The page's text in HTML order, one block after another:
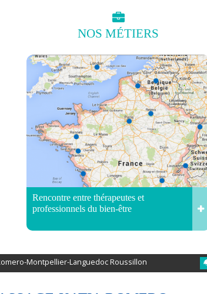
NOS MÉTIERS
Rencontre entre thérapeutes et
professionnels du bien-être
Montpellier-Languedoc Roussillon